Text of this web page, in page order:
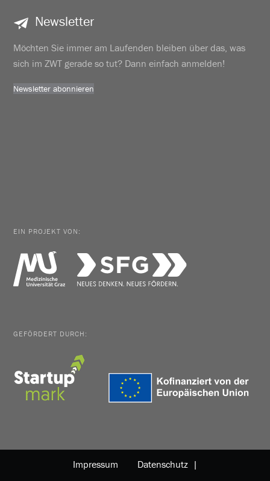
Newsletter
Möchten Sie immer am Laufenden bleiben über das, was
sich im ZWT gerade so tut? Dann einfach anmelden!
Newsletter abonnieren
EIN PROJEKT VON:
GEFÖRDERT DURCH:
Impressum Datenschutz |